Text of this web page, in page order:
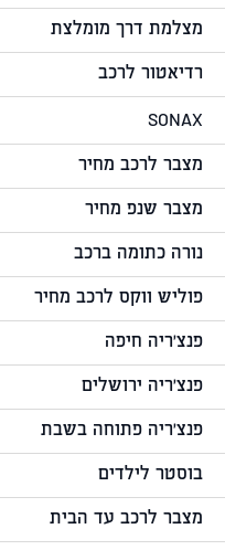
מצלמת דרך מומלצת
רדיאטור לרכב
SONAX
מצבר לרכב מחיר
מצבר שנפ מחיר
נורה כתומה ברכב
פוליש ווקס לרכב מחיר
פנצ'ריה חיפה
פנצ'ריה ירושלים
פנצ'ריה פתוחה בשבת
בוסטר לילדים
מצבר לרכב עד הבית